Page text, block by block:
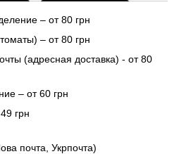
– от 80 грн
– от 80 грн
(адресная доставка) - от 80
– от 60 грн
грн
почта, Укрпочта)